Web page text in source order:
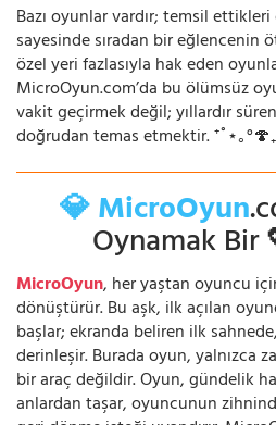
Bazı oyunlar vardır; temsil ettikleri
sayesinde sıradan bir eğlencenin
özel yeri fazlasıyla hak eden
MicroOyun.com’da bu ölümsüz
vakit geçirmek değil; yıllardır
doğrudan temas etmektir. ⁺˚⋆｡°🍄₊
💎 MicroOyun
Oynamak Bir
MicroOyun, her yaştan oyuncu
dönüştürür. Bu aşk, ilk açılan
başlar; ekranda beliren ilk
derinleşir. Burada oyun, yalnızca
bir araç değildir. Oyun, gündelik
anlardan taşar, oyuncunun